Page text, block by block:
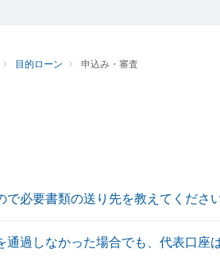
目的ローン 申込み・審査
で必要書類の送り先を教えてください
通過しなかった場合でも、代表口